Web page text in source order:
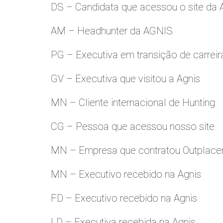
DS – Candidata que acessou o site da
AM – Headhunter da AGNIS
PG – Executiva em transição de
GV – Executiva que visitou a Agnis
MN – Cliente internacional de Hunting
CG – Pessoa que acessou nosso site
MN – Empresa que contratou
MN – Executivo recebido na Agnis
FD – Executivo recebido na Agnis